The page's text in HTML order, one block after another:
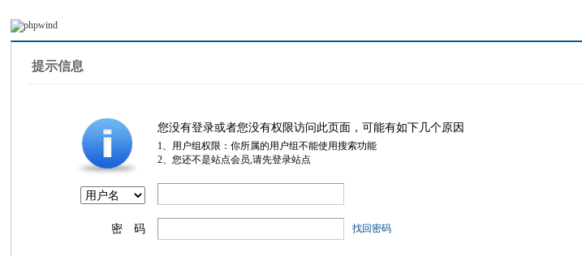
提示信息
您没有登录或者您没有权限访问此页面，可能有如下几个原因
1、用户组权限：你所属的用户组不能使用搜索功能
2、您还不是站点会员,请先登录站点
密 码 找回密码